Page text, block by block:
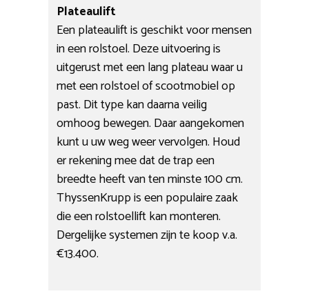
Plateaulift
Een plateaulift is geschikt voor mensen
in een rolstoel. Deze uitvoering is
uitgerust met een lang plateau waar u
met een rolstoel of scootmobiel op
past. Dit type kan daarna veilig
omhoog bewegen. Daar aangekomen
kunt u uw weg weer vervolgen. Houd
er rekening mee dat de trap een
breedte heeft van ten minste 100 cm.
ThyssenKrupp is een populaire zaak
die een rolstoellift kan monteren.
Dergelijke systemen zijn te koop v.a.
€13.400.